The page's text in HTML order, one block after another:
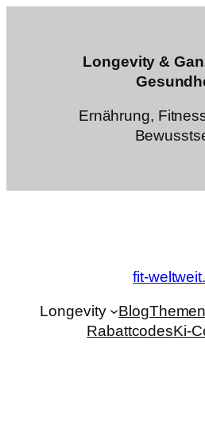
Longevity &
Ernährung,
fit-
Longevity BlogThemen
RabattcodesKi-